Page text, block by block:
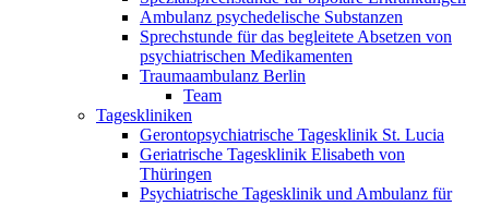
Ambulanz psychedelische Substanzen
Sprechstunde für das begleitete Absetzen von
psychiatrischen Medikamenten
Traumaambulanz Berlin
Team
Tageskliniken
Gerontopsychiatrische Tagesklinik St. Lucia
Geriatrische Tagesklinik Elisabeth von
Thüringen
Psychiatrische Tagesklinik und Ambulanz für